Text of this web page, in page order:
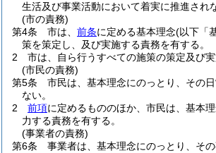
生活及び事業活動において着実に推進され
(市の責務)
第4条
市は、 前条に定める基本理念(以下「
策を策定し、及び実施する責務を有する。
2
市は、自ら行うすべての施策の策定及び
(市民の責務)
第5条
市民は、基本理念にのっとり、その
ない。
2
前項に定めるもののほか、市民は、基本
力する責務を有する。
(事業者の責務)
第6条
事業者は、基本理念にのっとり、そ